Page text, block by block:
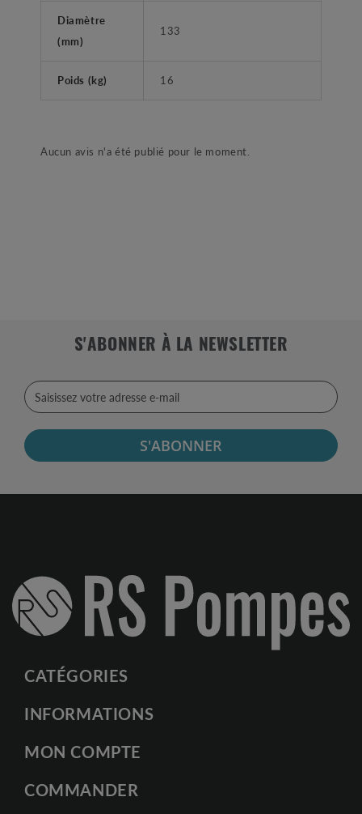
Diamètre
(mm)
133
Poids (kg) 16
Aucun avis n'a été publié pour le moment.
S'ABONNER À LA NEWSLETTER
S'ABONNER
CATÉGORIES
INFORMATIONS
MON COMPTE
COMMANDER